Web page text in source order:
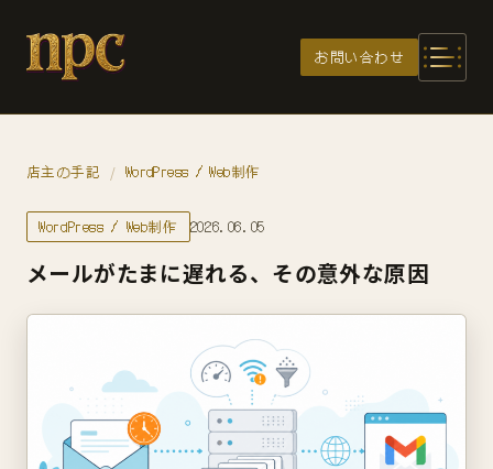
お問い合わせ
店主の手記 / WordPress / Web制作
WordPress / Web制作 2026.06.05
メールがたまに遅れる、その意外な原因